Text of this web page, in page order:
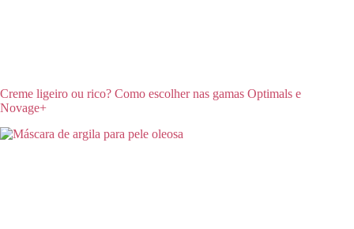
Creme ligeiro ou rico? Como escolher nas gamas Optimals e
Novage+